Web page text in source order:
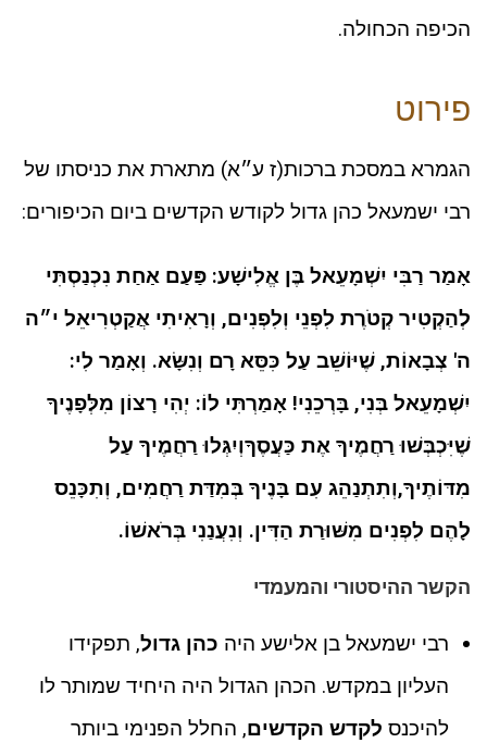
הכיפה הכחולה.
פירוט
הגמרא במסכת ברכות(ז ע״א) מתארת את כניסתו של
רבי ישמעאל כהן גדול לקודש הקדשים ביום הכיפורים:
אָמַר רַבִּי יִשְׁמָעֵאל בֶּן אֱלִישָׁע: פַּעַם אַחַת נִכְנַסְתִּי
לְהַקְטִיר קְטֹרֶת לִפְנֵי וְלִפְנִים, וְרָאִיתִי אֲקַטְרִיאֵל י״ה
ה' צְבָאוֹת, שֶׁיּוֹשֵׁב עַל כִּסֵּא רָם וְנִשָּׂא. וְאָמַר לִי:
יִשְׁמָעֵאל בְּנִי, בָּרְכֵנִי! אָמַרְתִּי לוֹ: יְהִי רָצוֹן מִלְּפָנֶיךָ
שֶׁיִּכְבְּשׁוּ רַחֲמֶיךָ אֶת כַּעֲסֶךָוְיִגְּלוּ רַחֲמֶיךָ עַל
מִדּוֹתֶיךָ,וְתִתְנַהֵג עִם בָּנֶיךָ בְּמִדַּת רַחֲמִים, וְתִכָּנֵס
לָהֶם לִפְנִים מִשּׁוּרַת הַדִּין. וְנִעֲנַנִי בְּרֹאשׁוֹ.
הקשר ההיסטורי והמעמדי
רבי ישמעאל בן אלישע היה כהן גדול, תפקידו
העליון במקדש. הכהן הגדול היה היחיד שמותר לו
להיכנס לקדש הקדשים, החלל הפנימי ביותר